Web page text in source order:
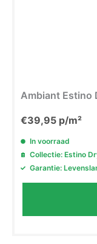
Ambiant Estino
€39,95 p/m²
In voorraad
Collectie: Estino
Garantie: